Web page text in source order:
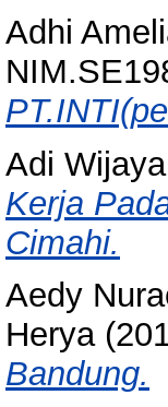
Adhi
Adi
Kerja
Cimahi.
Aedy
Herya
Bandung.